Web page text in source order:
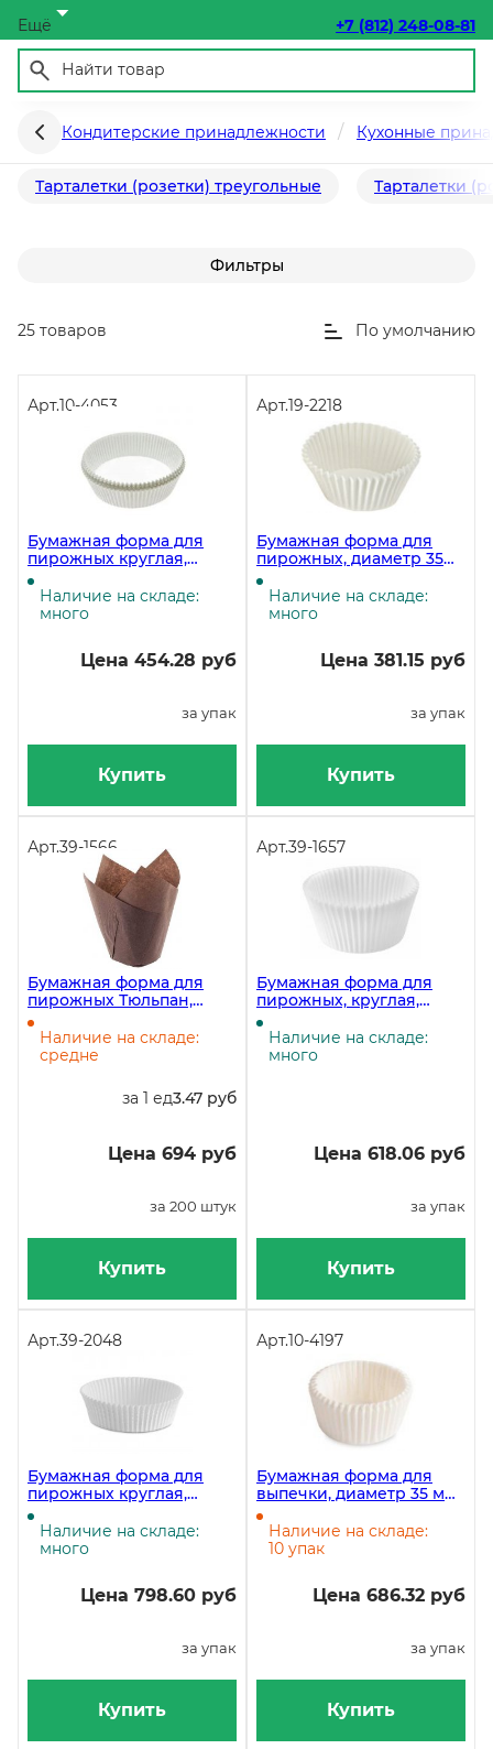
Ещё +7 (812) 248-08-81
Кондитерские принадлежности Кухонные
Тарталетки бумажные
Тарталетки (розетки) треугольные Тарталетки
Фильтры
25 товаров По умолчанию
Арт.10-4053
Бумажная форма для
пирожных круглая,
диаметр 45 мм, высота 25
мм, белая, 1000 штук в
упаковке
Наличие на складе:
много
Цена 454.28 руб
за упак
Купить
Арт.19-2218
Бумажная форма для
пирожных, диаметр 35
мм, высота 20 мм,
круглая, белая, 1000 штук
Наличие на складе:
много
Цена 381.15 руб
за упак
Купить
Арт.39-1566
Бумажная форма для
пирожных Тюльпан,
диаметр 50 мм, высота
88 мм, коричневая, 200
штук
Наличие на складе:
средне
за 1 ед3.47 руб
Цена 694 руб
за 200 штук
Купить
Арт.39-1657
Бумажная форма для
пирожных, круглая,
диаметр 50 мм, высота 35
мм, белая, 1000 штук
Наличие на складе:
много
Цена 618.06 руб
за упак
Купить
Арт.39-2048
Бумажная форма для
пирожных круглая,
диаметр 70 мм, высота 25
мм, белая, 1000 штук в
упаковке
Наличие на складе:
много
Цена 798.60 руб
за упак
Купить
Арт.10-4197
Бумажная форма для
выпечки, диаметр 35 мм,
высота 20 мм, круглая,
белая, 2000 штук
Наличие на складе:
10 упак
Цена 686.32 руб
за упак
Купить